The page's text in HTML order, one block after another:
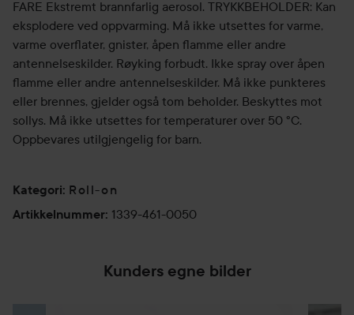
FARE Ekstremt brannfarlig aerosol. TRYKKBEHOLDER: Kan
eksplodere ved oppvarming. Må ikke utsettes for varme,
varme overflater, gnister, åpen flamme eller andre
antennelseskilder. Røyking forbudt. Ikke spray over åpen
flamme eller andre antennelseskilder. Må ikke punkteres
eller brennes, gjelder også tom beholder. Beskyttes mot
sollys. Må ikke utsettes for temperaturer over 50 °C.
Oppbevares utilgjengelig for barn.
Kategori: Roll-on
Artikkelnummer: 1339-461-0050
Kunders egne bilder